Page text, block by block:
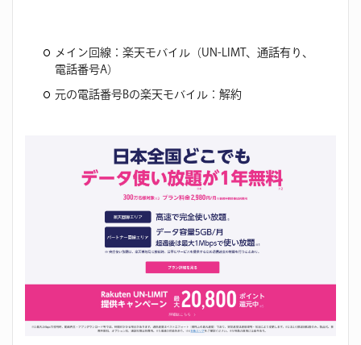
メイン回線：楽天モバイル（UN-LIMT、通話有り、
電話番号A）
元の電話番号Bの楽天モバイル：解約